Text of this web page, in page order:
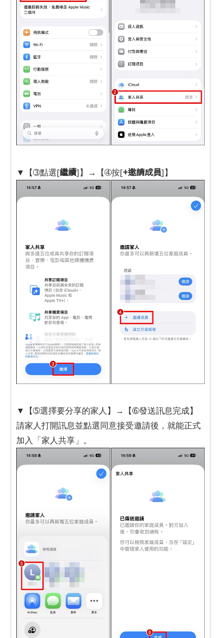
▼【➂點選[繼續]】→【➃按[+邀請成員]】
▼【➄選擇要分享的家人】→【➅發送訊息完成】
請家人打開訊息並點選同意接受邀請後，就能正式
加入「家人共享」。